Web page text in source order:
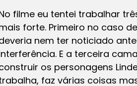
filme eu tentei trabalhar
forte. Primeiro no caso
nem ter noticiado
E a terceira
os personagens
faz várias coisas